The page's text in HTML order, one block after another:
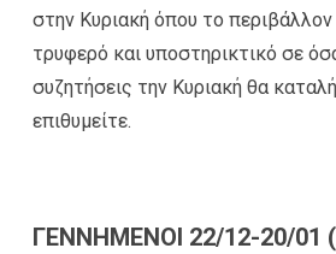
στην Κυριακή όπου το περιβάλλον
τρυφερό και υποστηρικτικό σε
συζητήσεις την Κυριακή θα
επιθυμείτε.
ΓΕΝΝΗΜΕΝΟΙ 22/12-20/01